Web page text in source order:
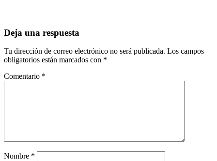
Deja una respuesta
Tu dirección de correo electrónico no será publicada. Los campos
obligatorios están marcados con *
Comentario *
Nombre *